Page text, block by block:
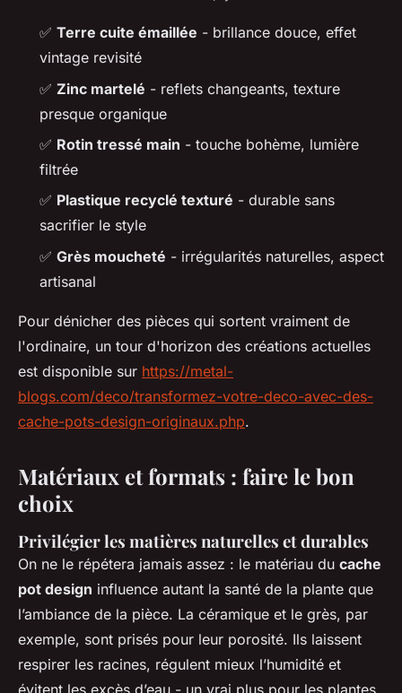
✅ Terre cuite émaillée - brillance douce, effet
vintage revisité
✅ Zinc martelé - reflets changeants, texture
presque organique
✅ Rotin tressé main - touche bohème, lumière
filtrée
✅ Plastique recyclé texturé - durable sans
sacrifier le style
✅ Grès moucheté - irrégularités naturelles, aspect
artisanal
Pour dénicher des pièces qui sortent vraiment de
l'ordinaire, un tour d'horizon des créations actuelles
est disponible sur https://metal-
blogs.com/deco/transformez-votre-deco-avec-des-
cache-pots-design-originaux.php.
Matériaux et formats : faire le bon
choix
Privilégier les matières naturelles et durables
On ne le répétera jamais assez : le matériau du cache
pot design influence autant la santé de la plante que
l’ambiance de la pièce. La céramique et le grès, par
exemple, sont prisés pour leur porosité. Ils laissent
respirer les racines, régulent mieux l’humidité et
évitent les excès d’eau - un vrai plus pour les plantes